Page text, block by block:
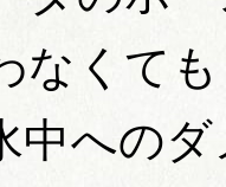
なくて
中への